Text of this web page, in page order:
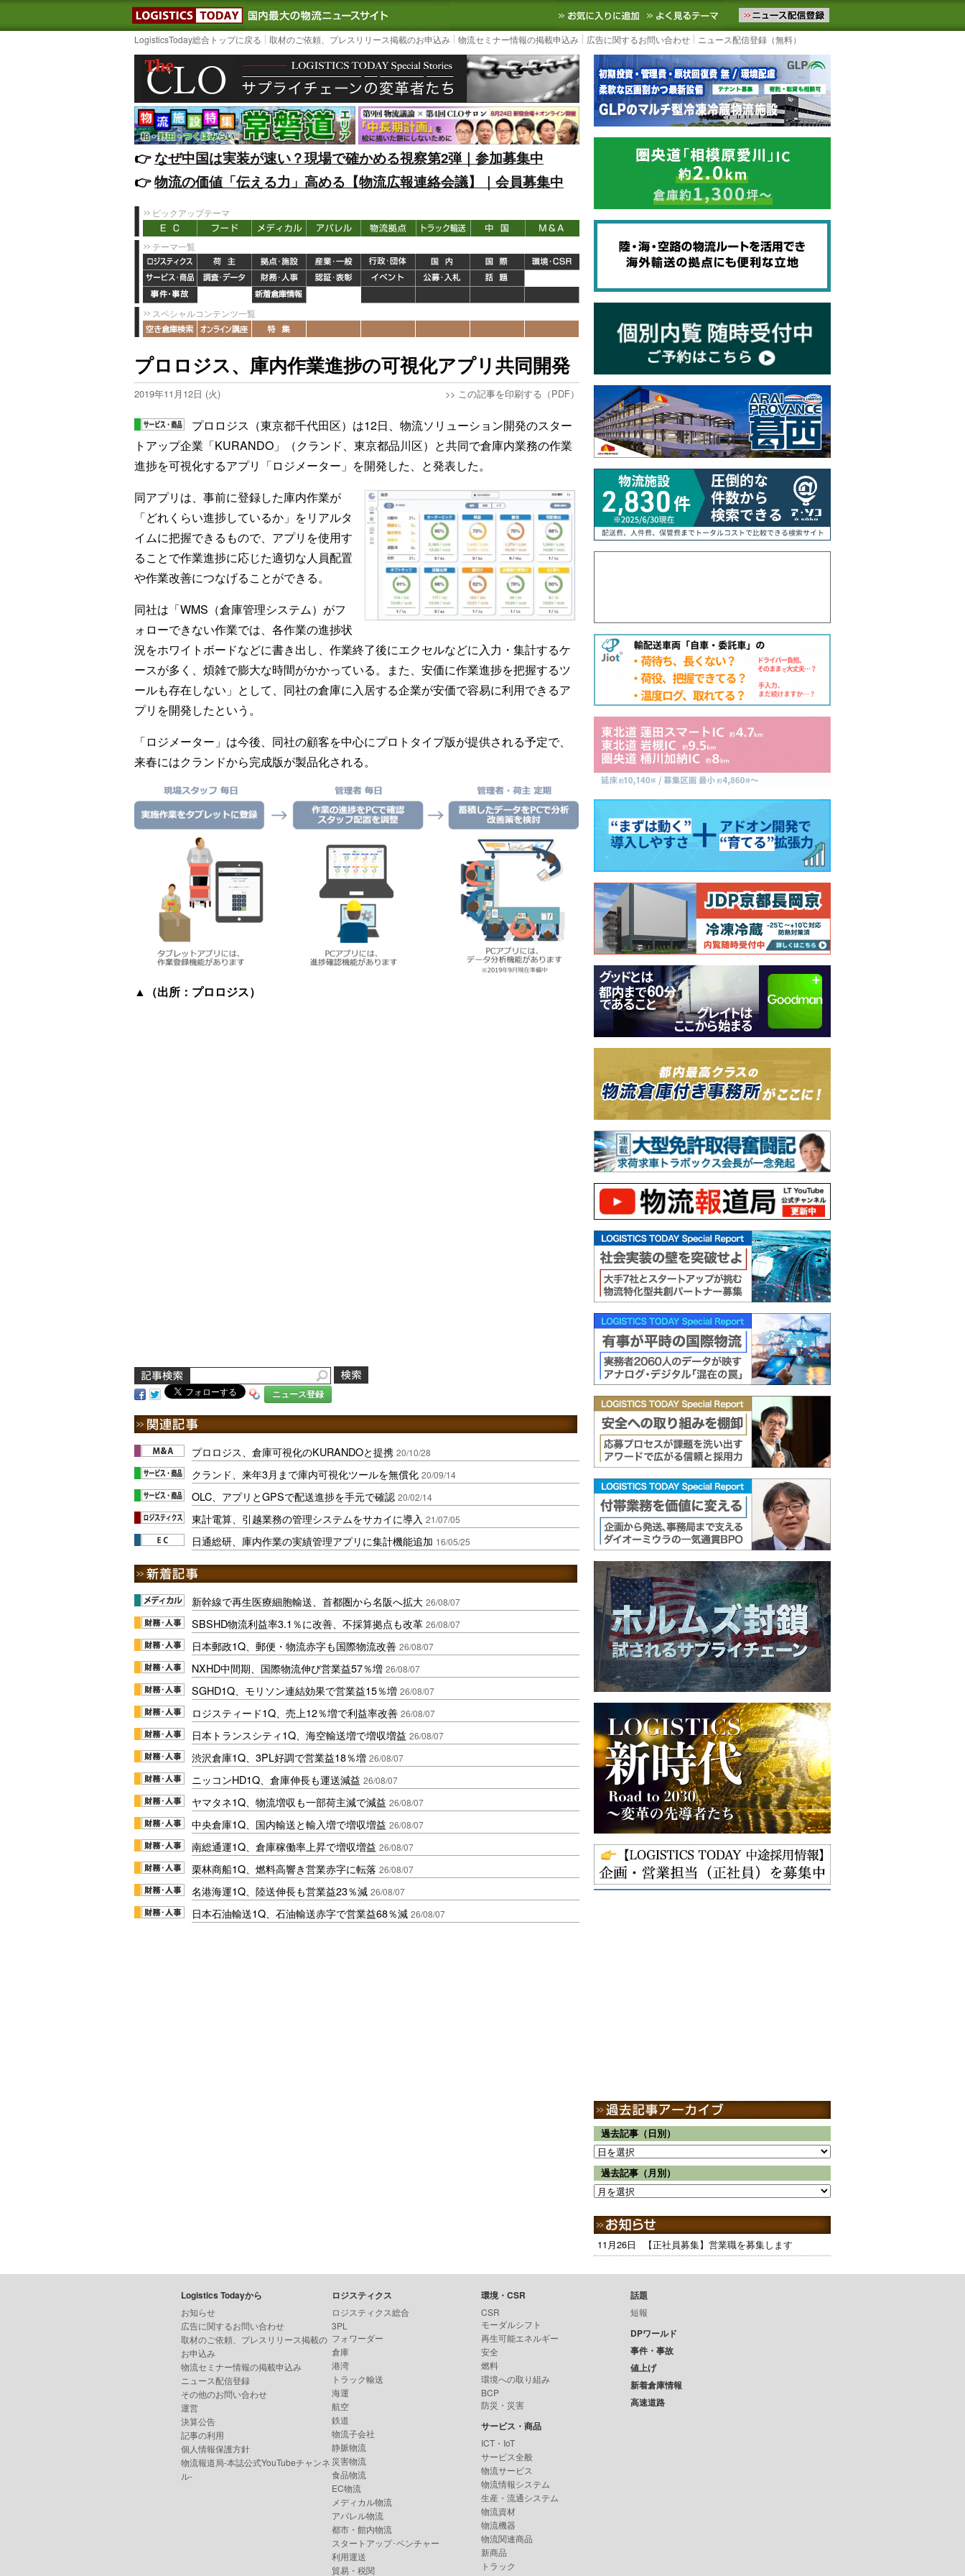
LOGISTICS TODAY｜国内最大の物流ニュースサイト3PL, SCMなど国内外の最新の物流ニュースをお届けします。物流ニュースメール配信を登録す
お気に入りに追加 よく見るテーマ
LogisticsToday総合トップに戻る 取材のご依頼、プレスリリース掲載のお申込み 物流セミナー情報の掲載申込み 広告に関するお問い合わせ ニュース配信登録（無料）
👉️なぜ中国は実装が速い？現場で確かめる視察第2弾｜参加募集中
👉️物流の価値「伝える力」高める【物流広報連絡会議】｜会員募集中
ピックアップテーマ
テーマ一覧
スペシャルコンテンツ一覧
プロロジス、庫内作業進捗の可視化アプリ共同開発
2019年11月12日 (火) >> この記事を印刷する（PDF）
プロロジス（東京都千代田区）は12日、物流ソリューション開発のスター
トアップ企業「KURANDO」（クランド、東京都品川区）と共同で倉庫内業務の作業
進捗を可視化するアプリ「ロジメーター」を開発した、と発表した。
同アプリは、事前に登録した庫内作業が
「どれくらい進捗しているか」をリアルタ
イムに把握できるもので、アプリを使用す
ることで作業進捗に応じた適切な人員配置
や作業改善につなげることができる。
同社は「WMS（倉庫管理システム）がフ
ォローできない作業では、各作業の進捗状
況をホワイトボードなどに書き出し、作業終了後にエクセルなどに入力・集計するケ
ースが多く、煩雑で膨大な時間がかかっている。また、安価に作業進捗を把握するツ
ールも存在しない」として、同社の倉庫に入居する企業が安価で容易に利用できるア
プリを開発したという。
「ロジメーター」は今後、同社の顧客を中心にプロトタイプ版が提供される予定で、
来春にはクランドから完成版が製品化される。
▲（出所：プロロジス）
ニュース登録
プロロジス、倉庫可視化のKURANDOと提携 20/10/28
クランド、来年3月まで庫内可視化ツールを無償化 20/09/14
OLC、アプリとGPSで配送進捗を手元で確認 20/02/14
東計電算、引越業務の管理システムをサカイに導入 21/07/05
日通総研、庫内作業の実績管理アプリに集計機能追加 16/05/25
新幹線で再生医療細胞輸送、首都圏から名阪へ拡大 26/08/07
SBSHD物流利益率3.1％に改善、不採算拠点も改革 26/08/07
日本郵政1Q、郵便・物流赤字も国際物流改善 26/08/07
NXHD中間期、国際物流伸び営業益57％増 26/08/07
SGHD1Q、モリソン連結効果で営業益15％増 26/08/07
ロジスティード1Q、売上12％増で利益率改善 26/08/07
日本トランスシティ1Q、海空輸送増で増収増益 26/08/07
渋沢倉庫1Q、3PL好調で営業益18％増 26/08/07
ニッコンHD1Q、倉庫伸長も運送減益 26/08/07
ヤマタネ1Q、物流増収も一部荷主減で減益 26/08/07
中央倉庫1Q、国内輸送と輸入増で増収増益 26/08/07
南総通運1Q、倉庫稼働率上昇で増収増益 26/08/07
栗林商船1Q、燃料高響き営業赤字に転落 26/08/07
名港海運1Q、陸送伸長も営業益23％減 26/08/07
日本石油輸送1Q、石油輸送赤字で営業益68％減 26/08/07
過去記事（日別）
過去記事（月別）
11月26日 【正社員募集】営業職を募集します
Logistics Todayから
お知らせ
広告に関するお問い合わせ
取材のご依頼、プレスリリース掲載の
お申込み
物流セミナー情報の掲載申込み
ニュース配信登録
その他のお問い合わせ
運営
決算公告
記事の利用
個人情報保護方針
物流報道局-本誌公式YouTubeチャンネ
ル-
ロジスティクス
ロジスティクス総合
3PL
フォワーダー
倉庫
港湾
トラック輸送
海運
航空
鉄道
物流子会社
静脈物流
災害物流
食品物流
EC物流
メディカル物流
アパレル物流
都市・館内物流
スタートアップ･ベンチャー
利用運送
貿易・税関
環境・CSR
CSR
モーダルシフト
再生可能エネルギー
安全
燃料
環境への取り組み
BCP
防災・災害
サービス・商品
ICT・IoT
サービス全般
物流サービス
物流情報システム
生産・流通システム
物流資材
物流機器
物流関連商品
新商品
トラック
話題
短報
DPワールド
事件・事故
値上げ
新着倉庫情報
高速道路